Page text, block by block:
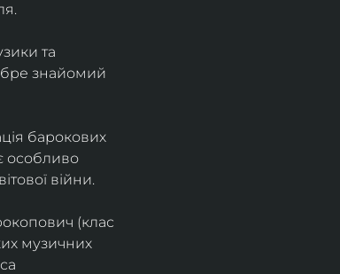
та
знайомий
барокових
особливо
війни.
(клас
музичних